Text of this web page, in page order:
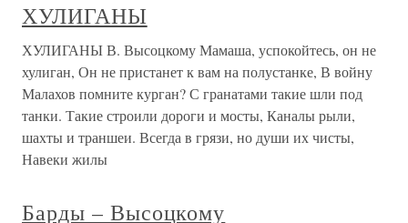
ХУЛИГАНЫ
ХУЛИГАНЫ В. Высоцкому Мамаша, успокойтесь, он не
хулиган, Он не пристанет к вам на полустанке, В войну
Малахов помните курган? С гранатами такие шли под
танки. Такие строили дороги и мосты, Каналы рыли,
шахты и траншеи. Всегда в грязи, но души их чисты,
Навеки жилы
Барды – Высоцкому